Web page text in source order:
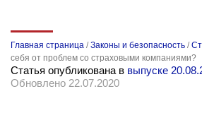
Главная страница /Законы и безопасность /
себя от проблем со страховыми компаниями?
Статья опубликована в выпуске
Обновлено 22.07.2020